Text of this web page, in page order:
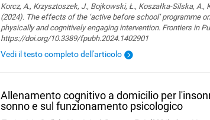
Korcz, A., Krzysztoszek, J., Bojkowski, Ł., Koszałka-Silska, A.,
(2024). The effects of the ‘active before school’ programme
physically and cognitively engaging intervention. Frontiers in
https://doi.org/10.3389/fpubh.2024.1402901
Vedi il testo completo dell'articolo
Allenamento cognitivo a domicilio per
sonno e sul funzionamento psicologico